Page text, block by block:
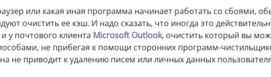
или какая иная программа начинает работать со сбоями,
очистить ее кэш. И надо сказать, что иногда это
у почтового клиента Microsoft Outlook, очистить который вы
не прибегая к помощи сторонних программ-
не приводит к удалению писем или личных данных